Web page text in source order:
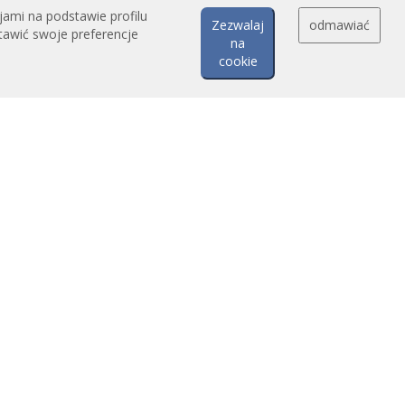
na podstawie profilu
swoje preferencje
Zezwalaj
na
cookie
odmawiać